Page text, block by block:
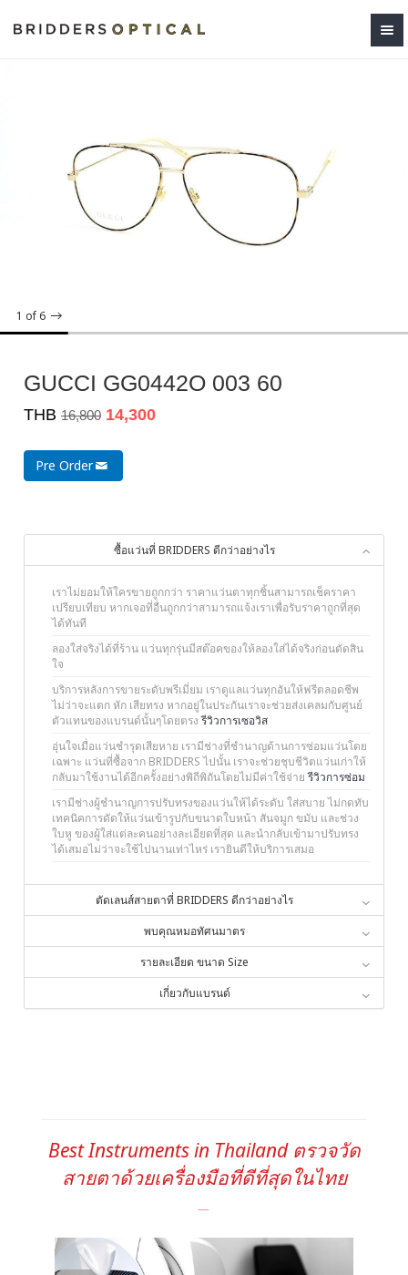
1 of 6
GUCCI GG0442O 003 60
THB 16,800 14,300
Pre Order
ซื้อแว่นที่ BRIDDERS ดีกว่าอย่างไร
เราไม่ยอมให้ใครขายถูกกว่า ราคาแว่นตาทุกชิ้นสามารถเช็คราคา
เปรียบเทียบ หากเจอที่อื่นถูกกว่าสามารถแจ้งเราเพื่อรับราคาถูกที่สุด
ได้ทันที
ลองใส่จริงได้ที่ร้าน แว่นทุกรุ่นมีสต๊อคของให้ลองใส่ได้จริงก่อนตัดสิน
ใจ
บริการหลังการขายระดับพรีเมี่ยม เราดูแลแว่นทุกอันให้ฟรีตลอดชีพ
ไม่ว่าจะแตก หัก เสียทรง หากอยู่ในประกันเราจะช่วยส่งเคลมกับศูนย์
ตัวแทนของแบรนด์นั้นๆโดยตรงรีวิวการเซอวิส
อุ่นใจเมื่อแว่นชำรุดเสียหาย เรามีช่างที่ชำนาญด้านการซ่อมแว่นโดย
เฉพาะ แว่นที่ซื้อจาก BRIDDERS ไปนั้น เราจะช่วยชุบชีวิตแว่นเก่าให้
กลับมาใช้งานได้อีกครั้งอย่างพิถีพิถันโดยไม่มีค่าใช้จ่ายรีวิวการซ่อม
เรามีช่างผู้ชำนาญการปรับทรงของแว่นให้ได้ระดับ ใส่สบาย ไม่กดทับ
เทคนิคการดัดให้แว่นเข้ารูปกับขนาดใบหน้า สันจมูก ขมับ และช่วง
ใบหู ของผู้ใส่แต่ละคนอย่างละเอียดที่สุด และนำกลับเข้ามาปรับทรง
ได้เสมอไม่ว่าจะใช้ไปนานเท่าไหร่ เรายินดีให้บริการเสมอ
ตัดเลนส์สายตาที่ BRIDDERS ดีกว่าอย่างไร
พบคุณหมอทัศนมาตร
รายละเอียด ขนาด Size
เกี่ยวกับแบรนด์
Best Instruments in Thailand ตรวจวัด
สายตาด้วยเครื่องมือที่ดีที่สุดในไทย